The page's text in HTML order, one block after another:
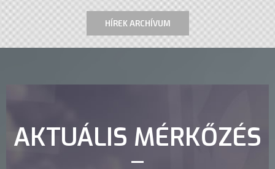
HÍREK ARCHÍVUM
AKTUÁLIS MÉRKŐZÉS